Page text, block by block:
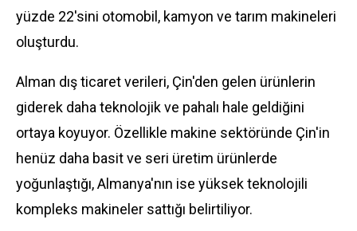
yüzde 22'sini otomobil, kamyon ve tarım makineleri
oluşturdu.
Alman dış ticaret verileri, Çin'den gelen ürünlerin
giderek daha teknolojik ve pahalı hale geldiğini
ortaya koyuyor. Özellikle makine sektöründe Çin'in
henüz daha basit ve seri üretim ürünlerde
yoğunlaştığı, Almanya'nın ise yüksek teknolojili
kompleks makineler sattığı belirtiliyor.